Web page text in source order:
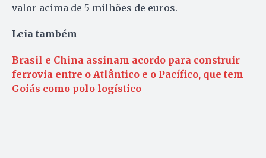
valor acima de 5 milhões de euros.
Leia também
Brasil e China assinam acordo para construir
ferrovia entre o Atlântico e o Pacífico, que tem
Goiás como polo logístico